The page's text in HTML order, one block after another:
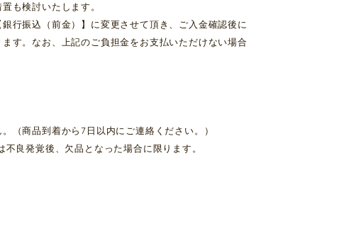
も検討いたします。
行振込（前金）】に変更させて頂き、ご入金確認後に
す。なお、上記のご負担金をお支払いただけない場合
（商品到着から7日以内にご連絡ください。）
良発覚後、欠品となった場合に限ります。